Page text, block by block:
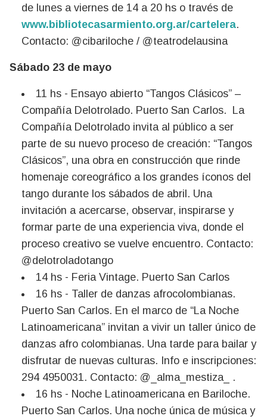
de lunes a viernes de 14 a 20 hs o través de
www.bibliotecasarmiento.org.ar/cartelera.
Contacto: @cibariloche / @teatrodelausina
Sábado 23 de mayo
11 hs - Ensayo abierto “Tangos Clásicos” –
Compañía Delotrolado. Puerto San Carlos. La
Compañía Delotrolado invita al público a ser
parte de su nuevo proceso de creación: “Tangos
Clásicos”, una obra en construcción que rinde
homenaje coreográfico a los grandes íconos del
tango durante los sábados de abril. Una
invitación a acercarse, observar, inspirarse y
formar parte de una experiencia viva, donde el
proceso creativo se vuelve encuentro. Contacto:
@delotroladotango
14 hs - Feria Vintage. Puerto San Carlos
16 hs - Taller de danzas afrocolombianas.
Puerto San Carlos. En el marco de “La Noche
Latinoamericana” invitan a vivir un taller único de
danzas afro colombianas. Una tarde para bailar y
disfrutar de nuevas culturas. Info e inscripciones:
294 4950031. Contacto: @_alma_mestiza_ .
16 hs - Noche Latinoamericana en Bariloche.
Puerto San Carlos. Una noche única de música y